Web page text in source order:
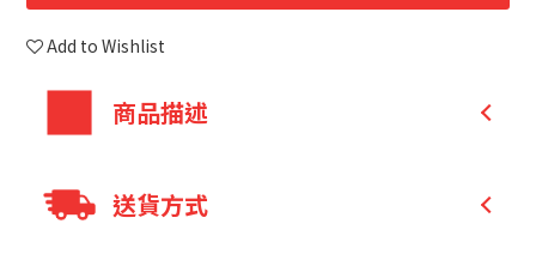
Add to Wishlist
商品描述
鳳梨優格口味
可直接食用或是加溫冷水沖調飲用
送貨方式